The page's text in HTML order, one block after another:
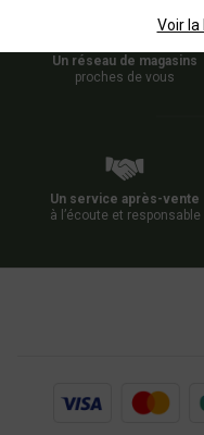
Un réseau de magasins
proches de vous
Un service après-vente
à l’écoute et responsable
Voir la